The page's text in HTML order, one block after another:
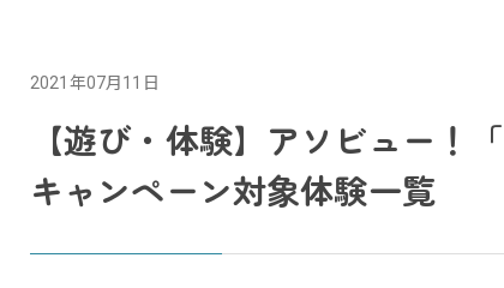
2021年07月11日
【遊び・体験】アソビュー！
キャンペーン対象体験一覧